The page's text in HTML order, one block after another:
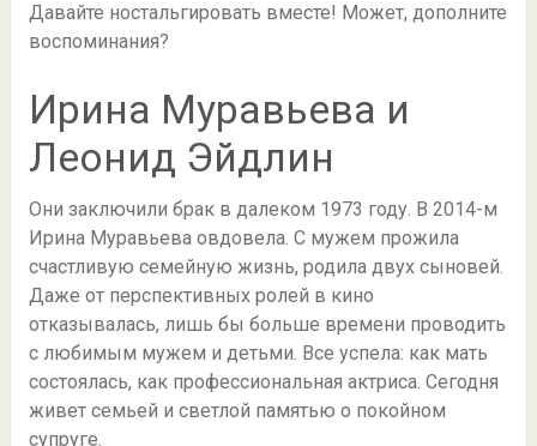
Давайте ностальгировать вместе! Может, дополните
воспоминания?
Ирина Муравьева и
Леонид Эйдлин
Они заключили брак в далеком 1973 году. В 2014-м
Ирина Муравьева овдовела. С мужем прожила
счастливую семейную жизнь, родила двух сыновей.
Даже от перспективных ролей в кино
отказывалась, лишь бы больше времени проводить
с любимым мужем и детьми. Все успела: как мать
состоялась, как профессиональная актриса. Сегодня
живет семьей и светлой памятью о покойном
супруге.